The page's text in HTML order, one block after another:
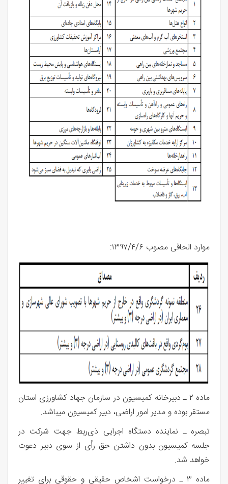
موارد الحاقی مصوب ۱۳۹۷/۴/۶:
ماده ۲ ـ دبیرخانه کمیسیون در سازمان جهاد کشاورزی استان
مستقر بوده و مدیر امور اراضی، دبیر کمیسیون می‏باشد.
تبصره ـ نماینده دستگاه اجرایی ذی‌ربط جهت شرکت در
جلسه کمیسیون بدون داشتن حق رأی از سوی دبیر دعوت
خواهد شد.
ماده ۳ ـ درخواست اشخاص حقیقی و حقوقی برای تغییر